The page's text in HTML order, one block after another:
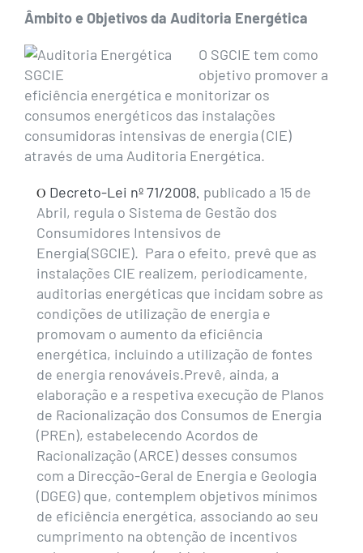
Âmbito e Objetivos da Auditoria Energética
O SGCIE tem como
objetivo promover a
eficiência energética e monitorizar os
consumos energéticos das instalações
consumidoras intensivas de energia (CIE)
através de uma Auditoria Energética.
O Decreto-Lei nº 71/2008, publicado a 15 de
Abril, regula o Sistema de Gestão dos
Consumidores Intensivos de
Energia(SGCIE). Para o efeito, prevê que as
instalações CIE realizem, periodicamente,
auditorias energéticas que incidam sobre as
condições de utilização de energia e
promovam o aumento da eficiência
energética, incluindo a utilização de fontes
de energia renováveis.Prevê, ainda, a
elaboração e a respetiva execução de Planos
de Racionalização dos Consumos de Energia
(PREn), estabelecendo Acordos de
Racionalização (ARCE) desses consumos
com a Direcção-Geral de Energia e Geologia
(DGEG) que, contemplem objetivos mínimos
de eficiência energética, associando ao seu
cumprimento na obtenção de incentivos